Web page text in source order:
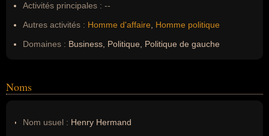
Activités principales : --
Autres activités : Homme d'affaire
Homme politique
Domaines : Business, Politique, Politique de gauche
Noms
Nom usuel : Henry Hermand